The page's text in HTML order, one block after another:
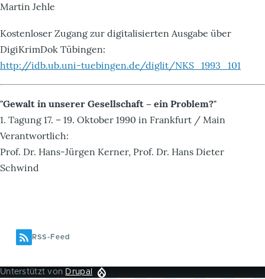
Martin Jehle
Kostenloser Zugang zur digitalisierten Ausgabe über
DigiKrimDok Tübingen:
http://idb.ub.uni-tuebingen.de/diglit/NKS_1993_101
"Gewalt in unserer Gesellschaft – ein Problem?"
1. Tagung 17. – 19. Oktober 1990 in Frankfurt / Main
Verantwortlich:
Prof. Dr. Hans-Jürgen Kerner, Prof. Dr. Hans Dieter
Schwind
RSS-Feed
Unterstützt von Drupal